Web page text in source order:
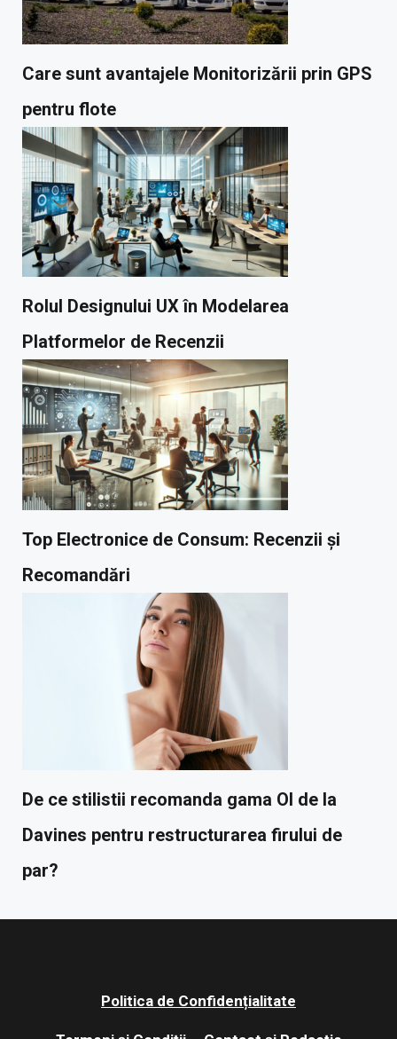
Care sunt avantajele Monitorizării prin GPS
pentru flote
Rolul Designului UX în Modelarea
Platformelor de Recenzii
Top Electronice de Consum: Recenzii și
Recomandări
De ce stilistii recomanda gama OI de la
Davines pentru restructurarea firului de
par?
Politica de Confidențialitate